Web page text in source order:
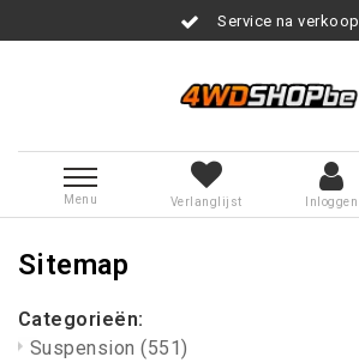
Service na verkoop
Menu Verlanglijst Inloggen
Sitemap
Categorieën:
Suspension(551)